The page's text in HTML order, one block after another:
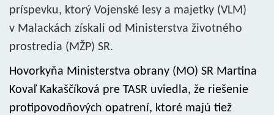
príspevku, ktorý Vojenské lesy a majetky (VLM)
v Malackách získali od Ministerstva životného
prostredia (MŽP) SR.
Hovorkyňa Ministerstva obrany (MO) SR Martina
Kovaľ Kakaščíková pre TASR uviedla, že riešenie
protipovodňových opatrení, ktoré majú tiež